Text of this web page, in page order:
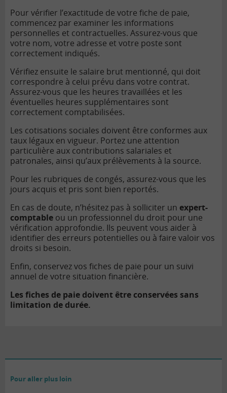
Pour vérifier l’exactitude de votre fiche de paie,
commencez par examiner les informations
personnelles et contractuelles. Assurez-vous que
votre nom, votre adresse et votre poste sont
correctement indiqués.
Vérifiez ensuite le salaire brut mentionné, qui doit
correspondre à celui prévu dans votre contrat.
Assurez-vous que les heures travaillées et les
éventuelles heures supplémentaires sont
correctement comptabilisées.
Les cotisations sociales doivent être conformes aux
taux légaux en vigueur. Portez une attention
particulière aux contributions salariales et
patronales, ainsi qu’aux prélèvements à la source.
Pour les rubriques de congés, assurez-vous que les
jours acquis et pris sont bien reportés.
En cas de doute, n’hésitez pas à solliciter un expert-
comptable ou un professionnel du droit pour une
vérification approfondie. Ils peuvent vous aider à
identifier des erreurs potentielles ou à faire valoir vos
droits si besoin.
Enfin, conservez vos fiches de paie pour un suivi
annuel de votre situation financière.
Les fiches de paie doivent être conservées sans
limitation de durée.
Pour aller plus loin